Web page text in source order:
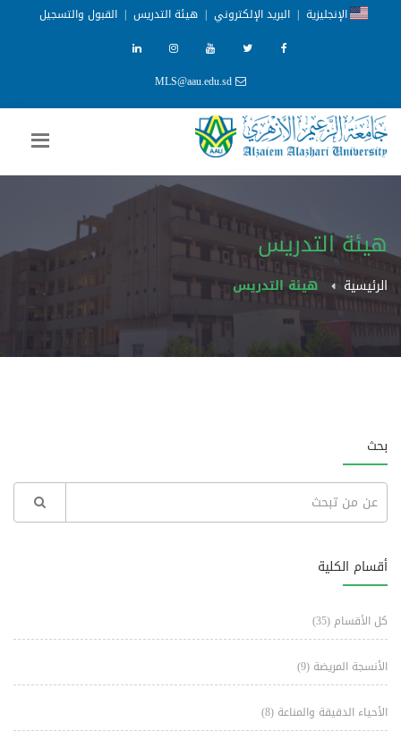
الإنجليزية البريد الإلكتروني هيئة التدريس القبول والتسجيل
MLS@aau.edu.sd
هيئة التدريس
الرئيسية هيئة التدريس
بحث
أقسام الكلية
كل الأقسام (35)
الأنسجة المريضة (9)
الأحياء الدقيقة والمناعة (8)